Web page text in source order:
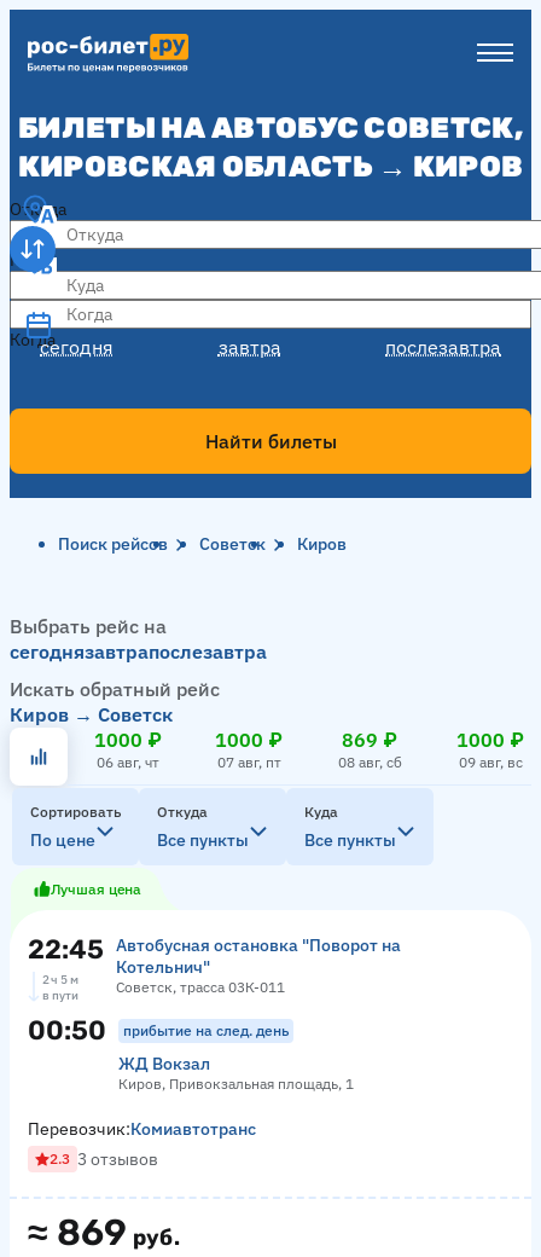
БИЛЕТЫ НА АВТОБУС СОВЕТСК,
КИРОВСКАЯ ОБЛАСТЬ → КИРОВ
Откуда
Куда
Когда
сегодня завтра послезавтра
Когда
Найти билеты
Поиск рейсов Советск Киров
Выбрать рейс на
сегоднязавтрапослезавтра
Искать обратный рейс
Киров → Советск
1000 ₽
06 авг, чт
1000 ₽
07 авг, пт
869 ₽
08 авг, сб
1000 ₽
09 авг, вс
Сортировать
По цене
Откуда
Все пункты
Куда
Все пункты
Лучшая цена
22:45
Автобусная остановка "Поворот на
Котельнич"
Советск, трасса 03К-011
2 ч 5 м
в пути
00:50 прибытие на след. день
ЖД Вокзал
Киров, Привокзальная площадь, 1
≈ 869 руб.
Перевозчик:Комиавтотранс
2.3 3 отзывов